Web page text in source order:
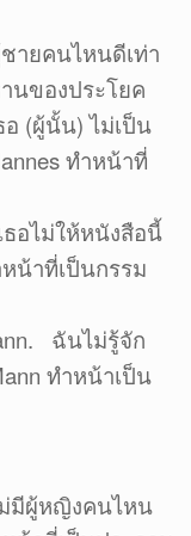
ายคนไหนดีเท่า
นของประโยค
อ (ผู้นั้น) ไม่เป็น
ทำหน้าที่
ธอไม่ให้หนังสือนี้
น้าที่เป็นกรรม
ฉันไม่รู้จัก
ทำหน้าเป็น
ม่มีผู้หญิงคนไหน